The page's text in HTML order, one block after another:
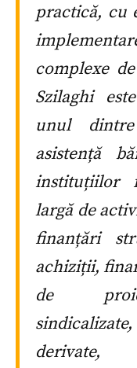
practică, cu
complexe
Szilaghi
unul
asistență
instituțiilor
largă de
finanțări
achiziții,
de